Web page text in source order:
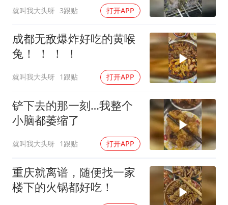
张本智和：零封向鹏不意外
今年第二强台风将带来多大影响
“准2万亿”之城点名支持三所大学
习近平心系体育强国建设
就叫我大头呀 3跟贴 打开APP
成都无敌爆炸好吃的黄喉
兔！ ！ ！ ！
就叫我大头呀 1跟贴 打开APP
铲下去的那一刻…我整个
小脑都萎缩了
就叫我大头呀 1跟贴 打开APP
重庆就离谱，随便找一家
楼下的火锅都好吃！